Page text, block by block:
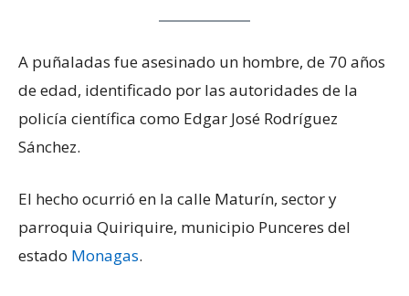
A puñaladas fue asesinado un hombre, de 70 años
de edad, identificado por las autoridades de la
policía científica como Edgar José Rodríguez
Sánchez.
El hecho ocurrió en la calle Maturín, sector y
parroquia Quiriquire, municipio Punceres del
estado Monagas.